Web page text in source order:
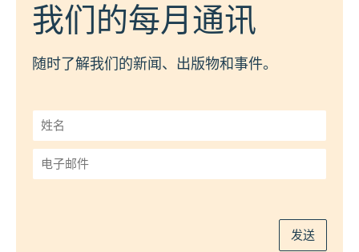
我们的每月通讯
随时了解我们的新闻、出版物和事件。
姓
名
*
子
发送